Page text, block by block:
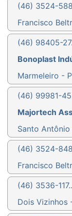
(46) 3524-
Francisco
(46) 98405-
Bonoplast
Marmeleiro -
(46) 99981-
Majortech
Santo
(46) 3524-
Francisco
(46) 3536-117..
Dois Vizinhos